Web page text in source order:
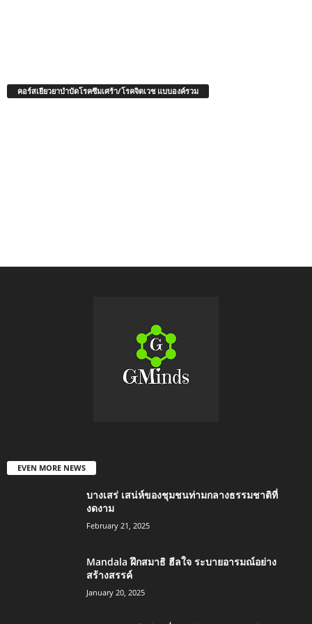
คอร์สเยียวยาบำบัดโรคซึมเศร้า/โรคจิตเวช แบบองค์รวม
EVEN MORE NEWS
บางเสร่ เสน่ห์ของชุมชนท่ามกลางธรรมชาติที่
งดงาม
February 21, 2025
Mandala ฝึกสมาธิ ฮีลใจ ระบายอารมณ์อย่าง
สร้างสรรค์
January 20, 2025